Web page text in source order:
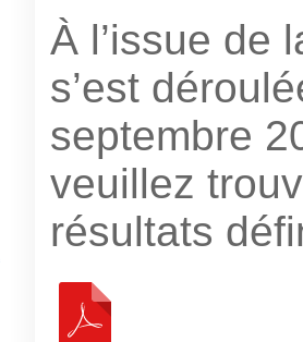
À l’issue de
s’est
septembre
veuillez
résultats